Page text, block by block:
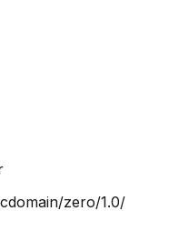
zero/1.0/